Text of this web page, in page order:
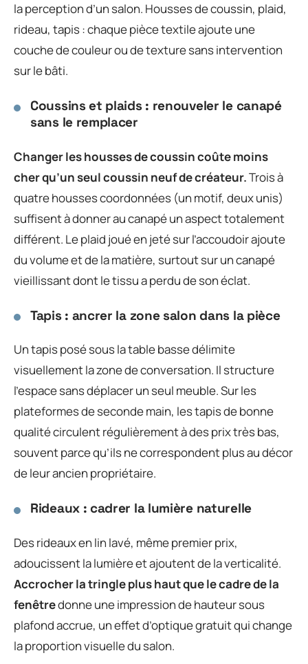
la perception d’un salon. Housses de coussin, plaid,
rideau, tapis : chaque pièce textile ajoute une
couche de couleur ou de texture sans intervention
sur le bâti.
Coussins et plaids : renouveler le canapé
sans le remplacer
Changer les housses de coussin coûte moins
cher qu’un seul coussin neuf de créateur.Trois à
quatre housses coordonnées (un motif, deux unis)
suffisent à donner au canapé un aspect totalement
différent. Le plaid joué en jeté sur l’accoudoir ajoute
du volume et de la matière, surtout sur un canapé
vieillissant dont le tissu a perdu de son éclat.
Tapis : ancrer la zone salon dans la pièce
Un tapis posé sous la table basse délimite
visuellement la zone de conversation. Il structure
l’espace sans déplacer un seul meuble. Sur les
plateformes de seconde main, les tapis de bonne
qualité circulent régulièrement à des prix très bas,
souvent parce qu’ils ne correspondent plus au décor
de leur ancien propriétaire.
Rideaux : cadrer la lumière naturelle
Des rideaux en lin lavé, même premier prix,
adoucissent la lumière et ajoutent de la verticalité.
Accrocher la tringle plus haut que le cadre de la
fenêtredonne une impression de hauteur sous
plafond accrue, un effet d’optique gratuit qui change
la proportion visuelle du salon.